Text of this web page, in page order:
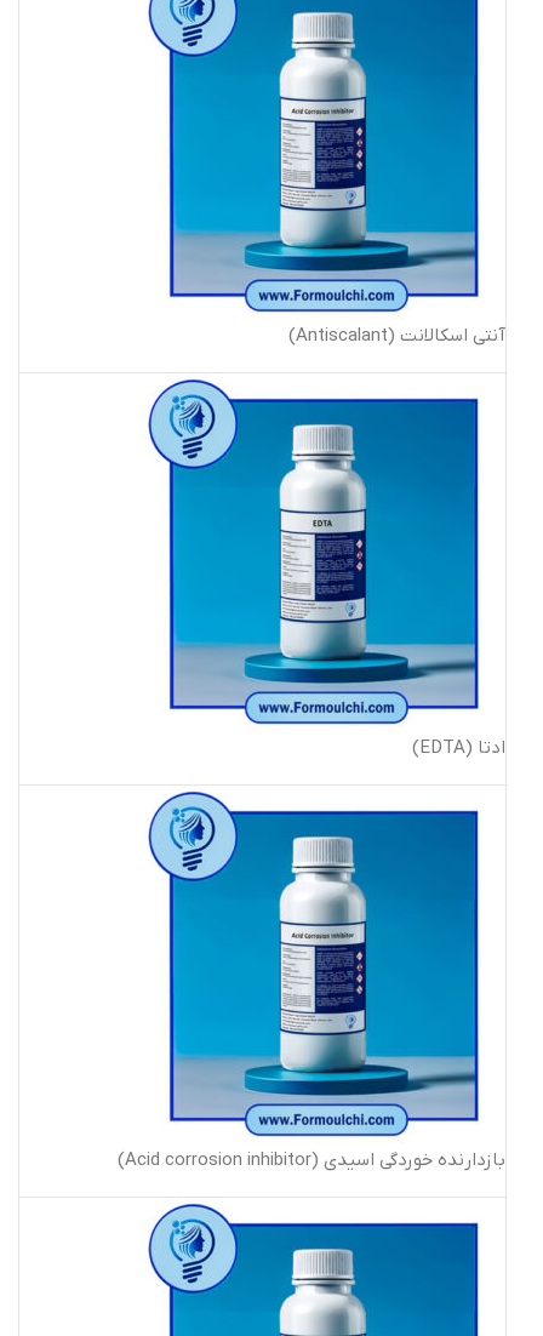
آنتی اسکالانت (Antiscalant)
ادتا (EDTA)
بازدارنده خوردگی اسیدی (Acid corrosion inhibitor)